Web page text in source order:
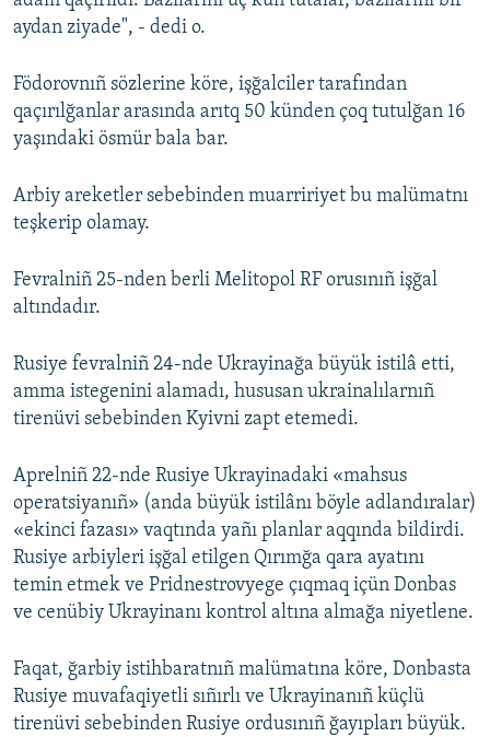
aydan ziyade", - dedi o.
Födorovnıñ sözlerine köre, işğalciler tarafından
qaçırılğanlar arasında arıtq 50 künden çoq tutulğan 16
yaşındaki ösmür bala bar.
Arbiy areketler sebebinden muarririyet bu malümatnı
teşkerip olamay.
Fevralniñ 25-nden berli Melitopol RF orusınıñ işğal
altındadır.
Rusiye fevralniñ 24-nde Ukrayinağa büyük istilâ etti,
amma istegenini alamadı, hususan ukrainalılarnıñ
tirenüvi sebebinden Kyivni zapt etemedi.
Aprelniñ 22-nde Rusiye Ukrayinadaki «mahsus
operatsiyanıñ» (anda büyük istilânı böyle adlandıralar)
«ekinci fazası» vaqtında yañı planlar aqqında bildirdi.
Rusiye arbiyleri işğal etilgen Qırımğa qara ayatını
temin etmek ve Pridnestrovyege çıqmaq içün Donbas
ve cenübiy Ukrayinanı kontrol altına almağa niyetlene.
Faqat, ğarbiy istihbaratnıñ malümatına köre, Donbasta
Rusiye muvafaqiyetli sıñırlı ve Ukrayinanıñ küçlü
tirenüvi sebebinden Rusiye ordusınıñ ğayıpları büyük.